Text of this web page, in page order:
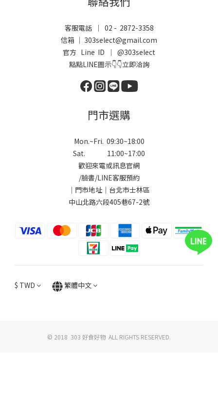
客服電話 ｜ 02 - 2872-3358
信箱 ｜ 303select@gmail.com
官方 Line ID ｜ @303select
點點LINE圖示👇👇立即洽詢
門市選購
Mon.~Fri. 09:30~18:00
Sat. 11:00~17:00
歡迎來電或訊息官網
/臉書/LINE客服預約
｜門市地址｜台北市士林區
中山北路六段405巷67-2號
$ TWD 繁體中文
© 2018 303 好食好物 ALL RIGHTS RESERVED.